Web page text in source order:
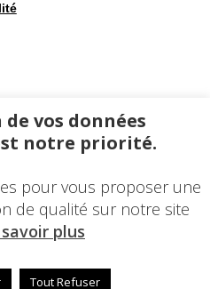
vos données
notre priorité.
pour vous proposer une
de qualité sur notre site
savoir plus
Tout Refuser